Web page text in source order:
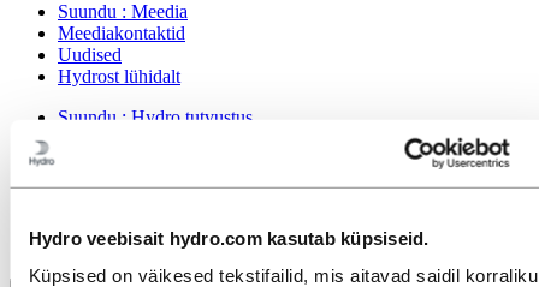
Hydro veebisait hydro.com kasutab küpsiseid.
Küpsised on väikesed tekstifailid, mis aitavad saidil
Suundu : Meedia
Meediakontaktid
Uudised
Hydrost lühidalt
Suundu : Hydro tutvustus
Meie strateegia
Hüdro lood